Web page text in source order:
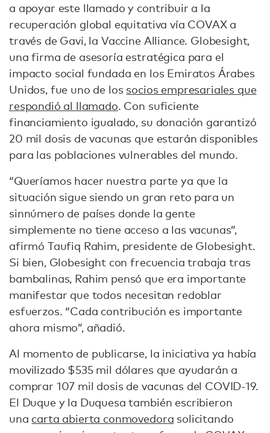
a apoyar este llamado y contribuir a la
recuperación global equitativa vía COVAX a
través de Gavi, la Vaccine Alliance. Globesight,
una firma de asesoría estratégica para el
impacto social fundada en los Emiratos Árabes
Unidos, fue uno de los socios empresariales que
respondió al llamado. Con suficiente
financiamiento igualado, su donación garantizó
20 mil dosis de vacunas que estarán disponibles
para las poblaciones vulnerables del mundo.
“Queríamos hacer nuestra parte ya que la
situación sigue siendo un gran reto para un
sinnúmero de países donde la gente
simplemente no tiene acceso a las vacunas”,
afirmó Taufiq Rahim, presidente de Globesight.
Si bien, Globesight con frecuencia trabaja tras
bambalinas, Rahim pensó que era importante
manifestar que todos necesitan redoblar
esfuerzos. “Cada contribución es importante
ahora mismo”, añadió.
Al momento de publicarse, la iniciativa ya había
movilizado $535 mil dólares que ayudarán a
comprar 107 mil dosis de vacunas del COVID-19.
El Duque y la Duquesa también escribieron
una carta abierta conmovedora solicitando